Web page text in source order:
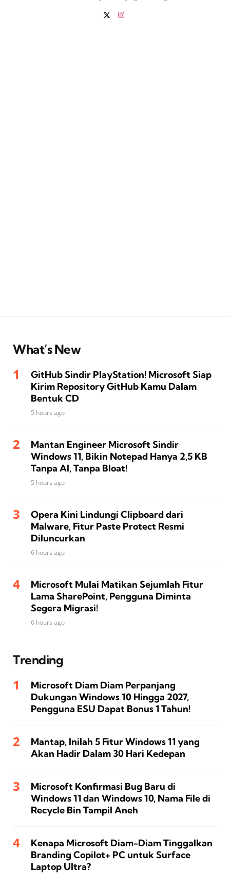
What’s New
GitHub Sindir PlayStation! Microsoft Siap
Kirim Repository GitHub Kamu Dalam
Bentuk CD
5 hours ago
Mantan Engineer Microsoft Sindir
Windows 11, Bikin Notepad Hanya 2,5 KB
Tanpa AI, Tanpa Bloat!
5 hours ago
Opera Kini Lindungi Clipboard dari
Malware, Fitur Paste Protect Resmi
Diluncurkan
6 hours ago
Microsoft Mulai Matikan Sejumlah Fitur
Lama SharePoint, Pengguna Diminta
Segera Migrasi!
6 hours ago
Trending
Microsoft Diam Diam Perpanjang
Dukungan Windows 10 Hingga 2027,
Pengguna ESU Dapat Bonus 1 Tahun!
Mantap, Inilah 5 Fitur Windows 11 yang
Akan Hadir Dalam 30 Hari Kedepan
Microsoft Konfirmasi Bug Baru di
Windows 11 dan Windows 10, Nama File di
Recycle Bin Tampil Aneh
Kenapa Microsoft Diam-Diam Tinggalkan
Branding Copilot+ PC untuk Surface
Laptop Ultra?